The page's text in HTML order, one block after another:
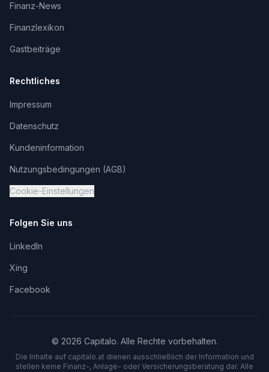
Finanz-News
Finanzlexikon
Gastbeiträge
Rechtliches
Impressum
Datenschutz
Kundeninformation
Nutzungsbedingungen (AGB)
Cookie-Einstellungen
Folgen Sie uns
LinkedIn
Xing
Facebook
© 2026 Capitalo. Alle Rechte vorbehalten.
Die Inhalte auf capitalo.atdienen ausschließlich der Information und
stellen keine Finanz-, Anlage- oder Versicherungsberatung dar. Alle